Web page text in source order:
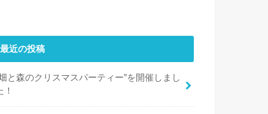
最近の投稿
と森のクリスマスパーティー”を開催しまし
！